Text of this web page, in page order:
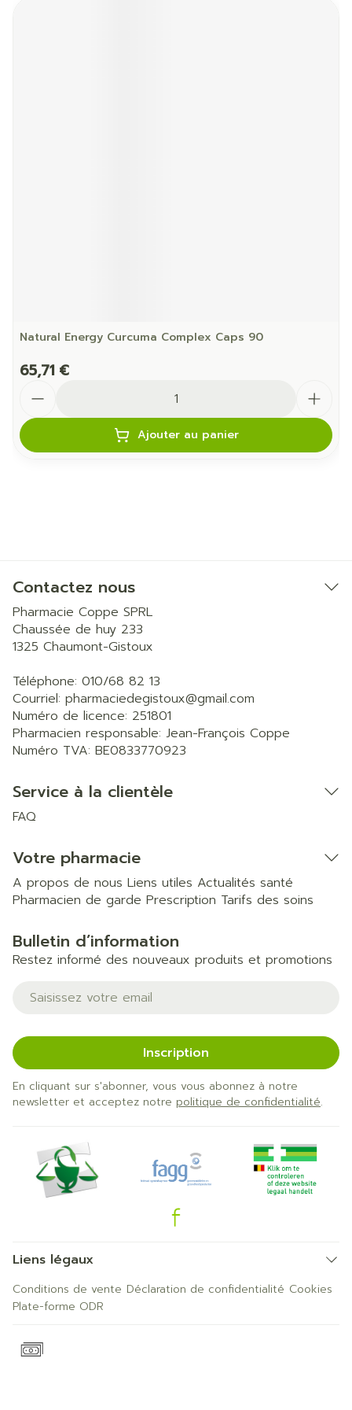
Natural Energy Curcuma Complex Caps 90
65,71 €
Ajouter au panier
Contactez nous
Pharmacie Coppe SPRL
Chaussée de huy 233
1325 Chaumont-Gistoux
Téléphone: 010/68 82 13
Courriel: pharmaciedegistoux@gmail.com
Numéro de licence: 251801
Pharmacien responsable: Jean-François Coppe
Numéro TVA: BE0833770923
Service à la clientèle
FAQ
Votre pharmacie
A propos de nous Liens utiles Actualités santé
Pharmacien de garde Prescription Tarifs des soins
Bulletin d’information
Restez informé des nouveaux produits et promotions
Adresse mail
Inscription
En cliquant sur s'abonner, vous vous abonnez à notre
newsletter et acceptez notre politique de confidentialité.
Liens légaux
Conditions de vente Déclaration de confidentialité Cookies
Plate-forme ODR